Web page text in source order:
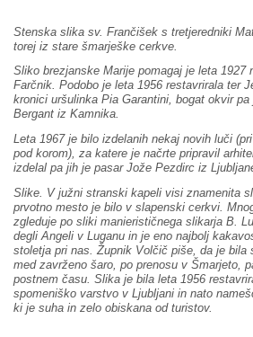
Stenska slika sv. Frančišek s tretjeredniki
torej iz stare šmarješke cerkve.
Sliko brezjanske Marije pomagaj je leta 1927
Farčnik. Podobo je leta 1956 restavrirala ter
kronici uršulinka Pia Garantini, bogat okvir
Bergant iz Kamnika.
Leta 1967 je bilo izdelanih nekaj novih luči
pod korom), za katere je načrte pripravil
izdelal pa jih je pasar Jože Pezdirc iz
Slike. V južni stranski kapeli visi znamenita
prvotno mesto je bilo v slapenski cerkvi.
zgleduje po sliki manierističnega slikarja B.
degli Angeli v Luganu in je eno najbolj
stoletja pri nas. Župnik Volčič piše, da je bila
med zavrženo šaro, po prenosu v Šmarjeto,
postnem času. Slika je bila leta 1956
spomeniško varstvo v Ljubljani in nato
ki je suha in zelo obiskana od turistov.